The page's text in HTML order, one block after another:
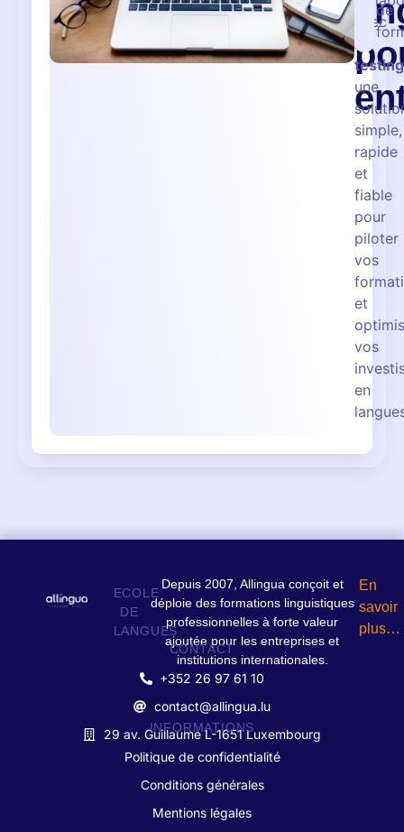
avec
L-
testing
une
simple,
rapide
et
fiable
pour
piloter
vos
et
vos
en
de
ECOLE
DE
LANGUES
Depuis 2007, Allingua conçoit et
déploie des formations linguistiques
professionnelles à forte valeur
ajoutée pour les entreprises et
institutions internationales.
En
savoir
plus…
CONTACT
+352 26 97 61 10
contact@allingua.lu
29 av. Guillaume L-1651 Luxembourg
INFORMATIONS
Politique de confidentialité
Conditions générales
Mentions légales